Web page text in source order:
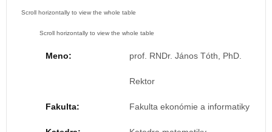
Meno: prof. RNDr. János Tóth, PhD.
Rektor
Fakulta: Fakulta ekonómie a informatiky